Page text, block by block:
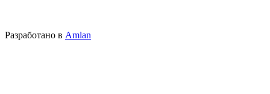
Разработано в Amlan